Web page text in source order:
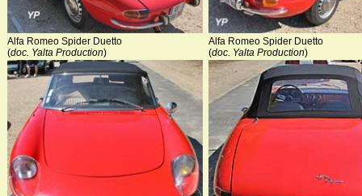
Alfa Romeo Spider Duetto
(doc. Yalta Production)
Alfa Romeo Spider Duetto
(doc. Yalta Production)